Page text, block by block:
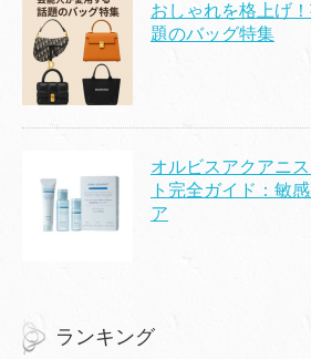
おしゃれを格上げ
題のバッグ特集
オルビスアクアニ
ト完全ガイド：敏
ア
ランキング